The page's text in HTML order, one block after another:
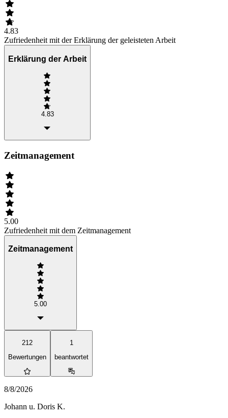
4.83
Zufriedenheit mit der Erklärung der geleisteten Arbeit
Erklärung der Arbeit
4.83
Zeitmanagement
5.00
Zufriedenheit mit dem Zeitmanagement
Zeitmanagement
5.00
212
Bewertungen
1
beantwortet
8/8/2026
Johann u. Doris K.